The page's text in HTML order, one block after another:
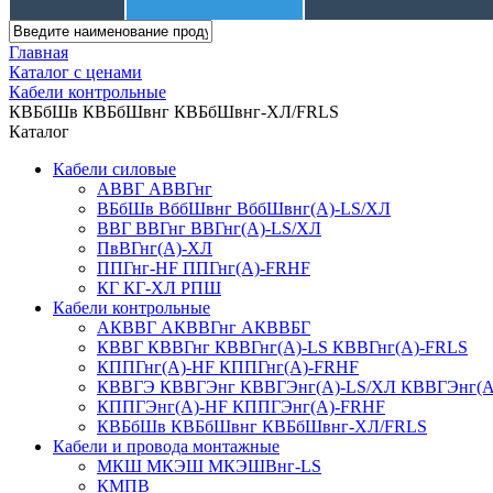
Главная
Каталог с ценами
Кабели контрольные
КВБбШв КВБбШвнг КВБбШвнг-ХЛ/FRLS
Каталог
Кабели силовые
АВВГ АВВГнг
ВБбШв ВббШвнг ВббШвнг(А)-LS/ХЛ
ВВГ ВВГнг ВВГнг(А)-LS/ХЛ
ПвВГнг(А)-ХЛ
ППГнг-HF ППГнг(А)-FRHF
КГ КГ-ХЛ РПШ
Кабели контрольные
АКВВГ АКВВГнг АКВВБГ
КВВГ КВВГнг КВВГнг(А)-LS КВВГнг(А)-FRLS
КППГнг(А)-HF КППГнг(А)-FRHF
КВВГЭ КВВГЭнг КВВГЭнг(А)-LS/ХЛ
КППГЭнг(А)-HF КППГЭнг(А)-FRHF
КВБбШв КВБбШвнг КВБбШвнг-ХЛ/FRLS
Кабели и провода монтажные
МКШ МКЭШ МКЭШВнг-LS
КМПВ